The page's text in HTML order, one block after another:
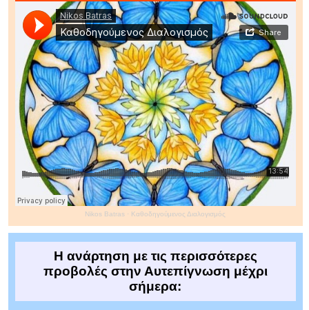
Nikos Batras · Καθοδηγούμενος Διαλογισμός
Η ανάρτηση με τις περισσότερες
προβολές στην Αυτεπίγνωση μέχρι
σήμερα: